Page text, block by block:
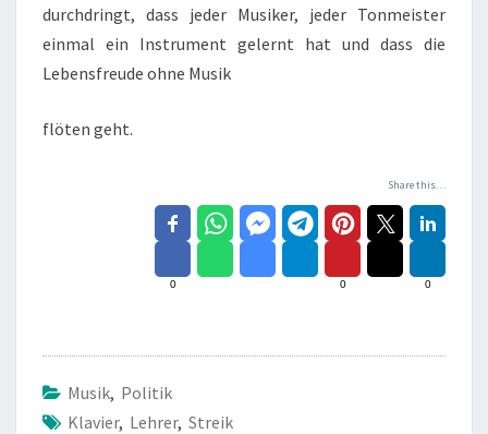
durchdringt, dass jeder Musiker, jeder Tonmeister
einmal ein Instrument gelernt hat und dass die
Lebensfreude ohne Musik
flöten geht.
Share this…
0 0 0
Musik, Politik
Klavier, Lehrer, Streik